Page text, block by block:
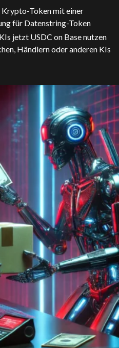
Token mit einer
für Datenstring-Token
jetzt USDC on Base nutzen
Händlern oder anderen KIs